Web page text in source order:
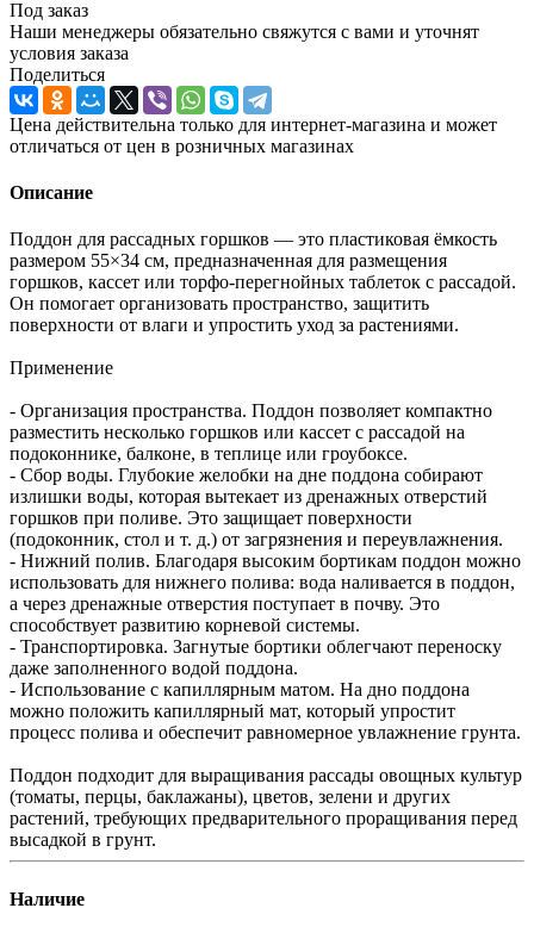
Под заказ
Наши менеджеры обязательно свяжутся с вами и уточнят
условия заказа
Поделиться
Цена действительна только для интернет-магазина и может
отличаться от цен в розничных магазинах
Описание
Поддон для рассадных горшков — это пластиковая ёмкость
размером 55×34 см, предназначенная для размещения
горшков, кассет или торфо-перегнойных таблеток с рассадой.
Он помогает организовать пространство, защитить
поверхности от влаги и упростить уход за растениями.
Применение
- Организация пространства. Поддон позволяет компактно
разместить несколько горшков или кассет с рассадой на
подоконнике, балконе, в теплице или гроубоксе.
- Сбор воды. Глубокие желобки на дне поддона собирают
излишки воды, которая вытекает из дренажных отверстий
горшков при поливе. Это защищает поверхности
(подоконник, стол и т. д.) от загрязнения и переувлажнения.
- Нижний полив. Благодаря высоким бортикам поддон можно
использовать для нижнего полива: вода наливается в поддон,
а через дренажные отверстия поступает в почву. Это
способствует развитию корневой системы.
- Транспортировка. Загнутые бортики облегчают переноску
даже заполненного водой поддона.
- Использование с капиллярным матом. На дно поддона
можно положить капиллярный мат, который упростит
процесс полива и обеспечит равномерное увлажнение грунта.
Поддон подходит для выращивания рассады овощных культур
(томаты, перцы, баклажаны), цветов, зелени и других
растений, требующих предварительного проращивания перед
высадкой в грунт.
Наличие